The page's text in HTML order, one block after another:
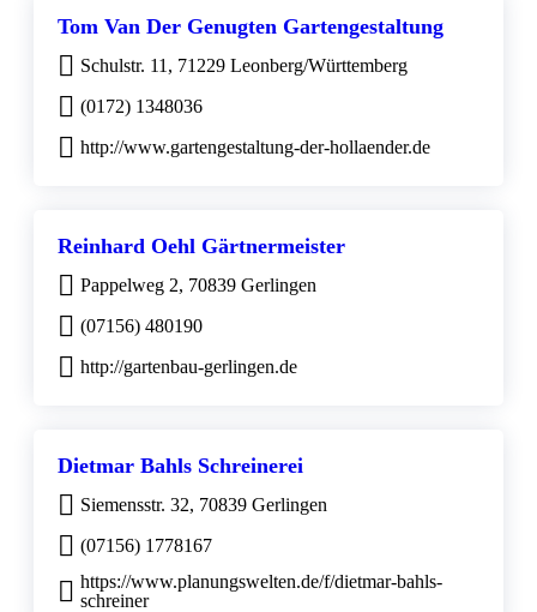
Tom Van Der Genugten Gartengestaltung
Schulstr. 11, 71229 Leonberg/Württemberg
(0172) 1348036
http://www.gartengestaltung-der-hollaender.de
Reinhard Oehl Gärtnermeister
Pappelweg 2, 70839 Gerlingen
(07156) 480190
http://gartenbau-gerlingen.de
Dietmar Bahls Schreinerei
Siemensstr. 32, 70839 Gerlingen
(07156) 1778167
https://www.planungswelten.de/f/dietmar-bahls-
schreiner